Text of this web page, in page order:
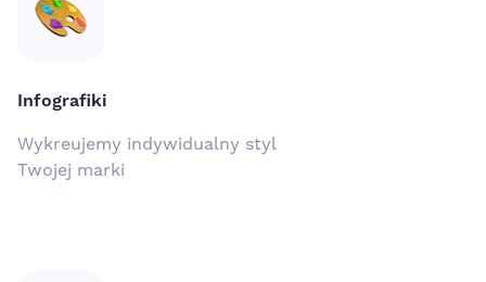
Infografiki
Wykreujemy indywidualny styl
Twojej marki